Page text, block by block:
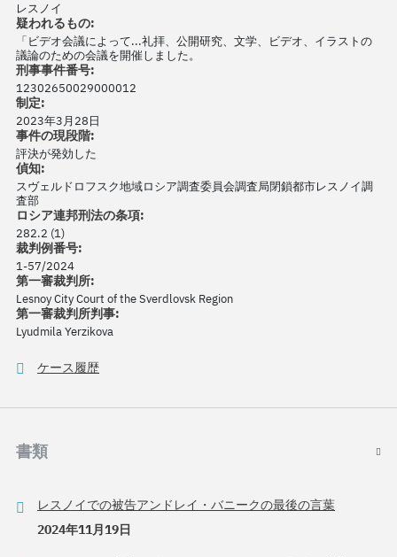
レスノイ
疑われるもの:
「ビデオ会議によって...礼拝、公開研究、文学、ビデオ、イラストの
議論のための会議を開催しました。
刑事事件番号:
12302650029000012
制定:
2023年3月28日
事件の現段階:
評決が発効した
偵知:
スヴェルドロフスク地域ロシア調査委員会調査局閉鎖都市レスノイ調
査部
ロシア連邦刑法の条項:
282.2 (1)
裁判例番号:
1-57/2024
第一審裁判所:
Lesnoy City Court of the Sverdlovsk Region
第一審裁判所判事:
Lyudmila Yerzikova
ケース履歴
書類
レスノイでの被告アンドレイ・バニークの最後の言葉
2024年11月19日